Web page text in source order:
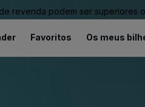
revenda podem ser superiores
Favoritos Os meus